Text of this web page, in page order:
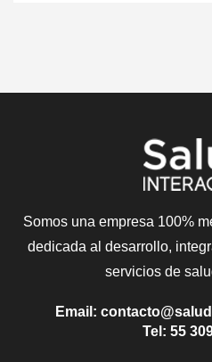
Somos una empresa 100%
dedicada al desarrollo,
servicios de
Email:
Tel: 55